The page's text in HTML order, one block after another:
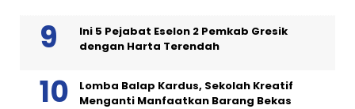
Ini 5 Pejabat Eselon 2 Pemkab Gresik
dengan Harta Terendah
Lomba Balap Kardus, Sekolah Kreatif
Menganti Manfaatkan Barang Bekas